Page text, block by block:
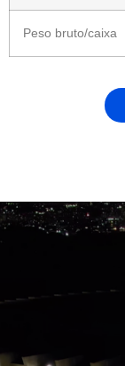
Peso bruto/caixa